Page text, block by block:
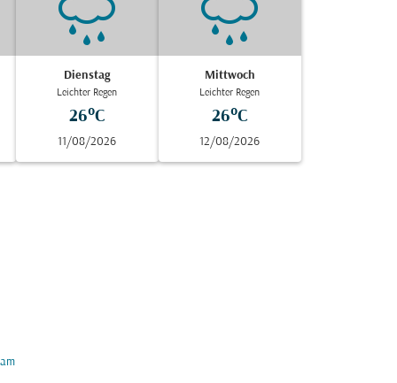
Dienstag
Leichter Regen
26°C
11/08/2026
Mittwoch
Leichter Regen
26°C
12/08/2026